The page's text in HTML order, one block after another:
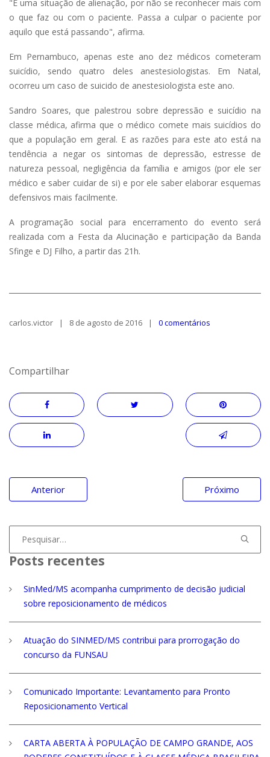
"É uma situação de alienação, por não se reconhecer mais com
o que faz ou com o paciente. Passa a culpar o paciente por
aquilo que está passando", afirma.
Em Pernambuco, apenas este ano dez médicos cometeram
suicídio, sendo quatro deles anestesiologistas. Em Natal,
ocorreu um caso de suicido de anestesiologista este ano.
Sandro Soares, que palestrou sobre depressão e suicídio na
classe médica, afirma que o médico comete mais suicídios do
que a população em geral. E as razões para este ato está na
tendência a negar os sintomas de depressão, estresse de
natureza pessoal, negligência da família e amigos (por ele ser
médico e saber cuidar de si) e por ele saber elaborar esquemas
defensivos mais facilmente.
A programação social para encerramento do evento será
realizada com a Festa da Alucinação e participação da Banda
Sfinge e DJ Filho, a partir das 21h.
carlos.victor 8 de agosto de 2016 0 comentários
Compartilhar
Navegação
de
Anterior Próximo
por:
Posts recentes
SinMed/MS acompanha cumprimento de decisão judicial
sobre reposicionamento de médicos
Atuação do SINMED/MS contribui para prorrogação do
concurso da FUNSAU
Comunicado Importante: Levantamento para Pronto
Reposicionamento Vertical
CARTA ABERTA À POPULAÇÃO DE CAMPO GRANDE, AOS